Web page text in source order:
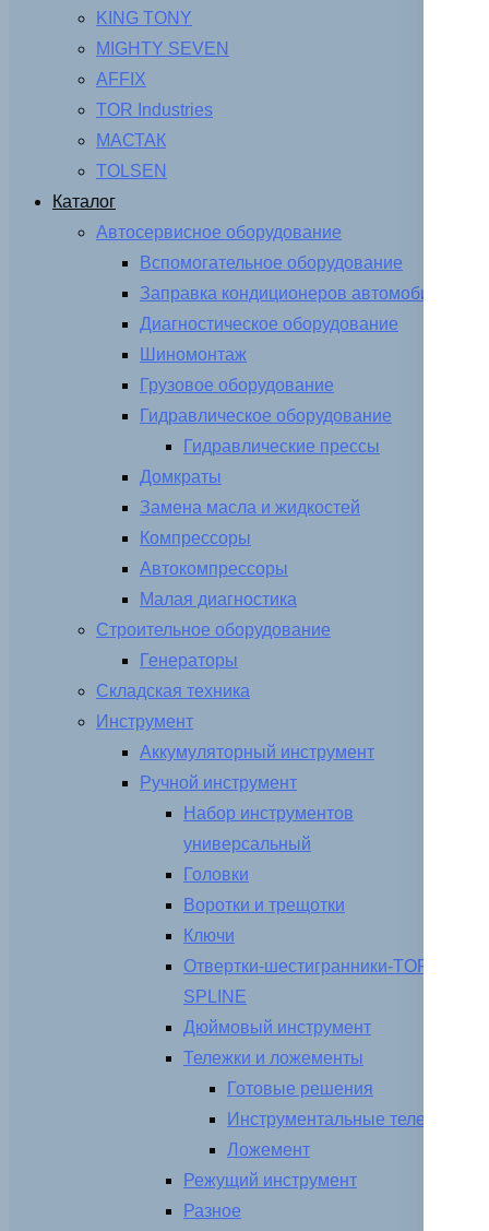
KING TONY
MIGHTY SEVEN
AFFIX
TOR Industries
МАСТАК
TOLSEN
Каталог
Автосервисное оборудование
Вспомогательное оборудование
Заправка кондиционеров автомобиля
Диагностическое оборудование
Шиномонтаж
Грузовое оборудование
Гидравлическое оборудование
Гидравлические прессы
Домкраты
Замена масла и жидкостей
Компрессоры
Автокомпрессоры
Малая диагностика
Строительное оборудование
Генераторы
Складская техника
Инструмент
Аккумуляторный инструмент
Ручной инструмент
Набор инструментов
универсальный
Головки
Воротки и трещотки
Ключи
Отвертки-шестигранники-TORX-
SPLINE
Дюймовый инструмент
Тележки и ложементы
Готовые решения
Инструментальные тележки
Ложемент
Режущий инструмент
Разное